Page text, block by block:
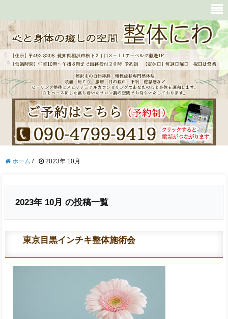
ホーム / 2023年 10月
2023年 10月 の投稿一覧
東京目黒インチキ整体施術会